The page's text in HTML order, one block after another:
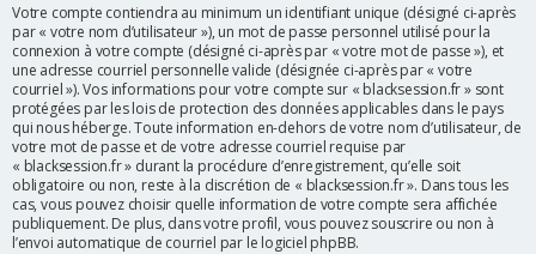
Votre compte contiendra au minimum un identifiant unique (désigné ci-après
par « votre nom d’utilisateur »), un mot de passe personnel utilisé pour la
connexion à votre compte (désigné ci-après par « votre mot de passe »), et
une adresse courriel personnelle valide (désignée ci-après par « votre
courriel »). Vos informations pour votre compte sur « blacksession.fr » sont
protégées par les lois de protection des données applicables dans le pays
qui nous héberge. Toute information en-dehors de votre nom d’utilisateur, de
votre mot de passe et de votre adresse courriel requise par
« blacksession.fr » durant la procédure d’enregistrement, qu’elle soit
obligatoire ou non, reste à la discrétion de « blacksession.fr ». Dans tous les
cas, vous pouvez choisir quelle information de votre compte sera affichée
publiquement. De plus, dans votre profil, vous pouvez souscrire ou non à
l’envoi automatique de courriel par le logiciel phpBB.